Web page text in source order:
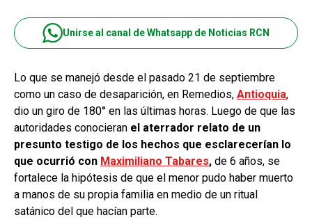
Unirse al canal de Whatsapp de Noticias RCN
Lo que se manejó desde el pasado 21 de septiembre
como un caso de desaparición, en Remedios, Antioquia,
dio un giro de 180° en las últimas horas. Luego de que las
autoridades conocieran el aterrador relato de un
presunto testigo de los hechos que esclarecerían lo
que ocurrió con Maximiliano Tabares, de 6 años, se
fortalece la hipótesis de que el menor pudo haber muerto
a manos de su propia familia en medio de un ritual
satánico del que hacían parte.